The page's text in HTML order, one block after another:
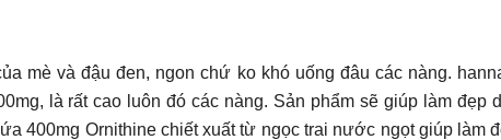
mè và đậu đen, ngon chứ ko khó uống đâu các nàng.
là rất cao luôn đó các nàng. Sản phẩm sẽ giúp làm
400mg Ornithine chiết xuất từ ngọc trai nước ngọt giúp làm